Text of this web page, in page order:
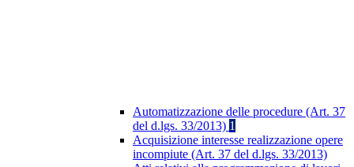
Automatizzazione delle procedure (Art. 37
del d.lgs. 33/2013) 1
Acquisizione interesse realizzazione opere
incompiute (Art. 37 del d.lgs. 33/2013)